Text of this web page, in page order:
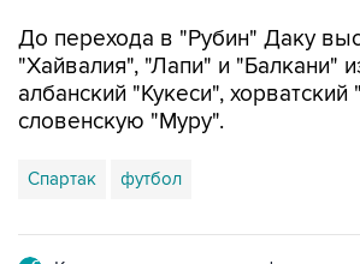
До перехода в "Рубин" Даку
"Хайвалия", "Лапи" и "Балкани"
албанский "Кукеси",
словенскую "Муру".
Спартак футбол